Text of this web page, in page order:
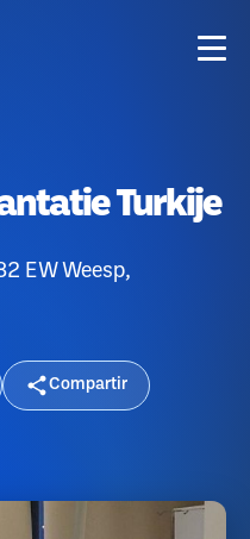
Turkije
EW Weesp,
Compartir